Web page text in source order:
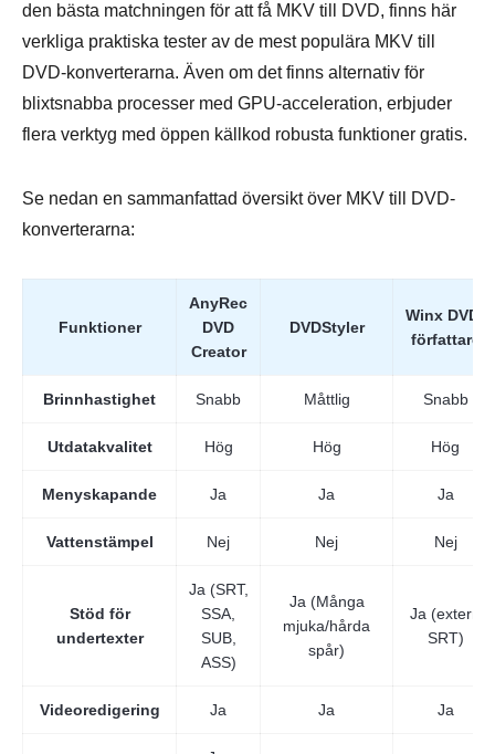
den bästa matchningen för att få MKV till DVD, finns här
verkliga praktiska tester av de mest populära MKV till
DVD-konverterarna. Även om det finns alternativ för
blixtsnabba processer med GPU-acceleration, erbjuder
flera verktyg med öppen källkod robusta funktioner gratis.
Se nedan en sammanfattad översikt över MKV till DVD-
konverterarna:
Funktioner
AnyRec
DVD
Creator
DVDStyler
Winx DVD-
författare
Brinnhastighet Snabb Måttlig Snabb
Utdatakvalitet Hög Hög Hög
Menyskapande Ja Ja Ja
Vattenstämpel Nej Nej Nej
Stöd för
undertexter
Ja (SRT,
SSA,
SUB,
ASS)
Ja (Många
mjuka/hårda
spår)
Ja (extern
SRT)
Videoredigering Ja Ja Ja